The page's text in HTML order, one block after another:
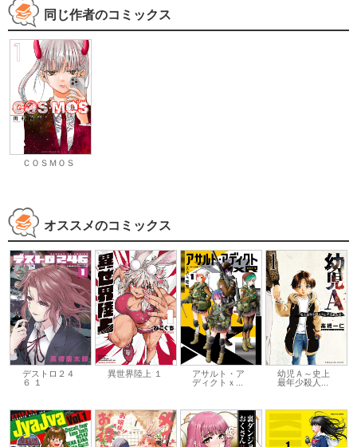
同じ作者のコミックス
ＣＯＳＭＯＳ
オススメのコミックス
デストロ２４
６ １
異世界陸上 １
アサルト・ア
ディクトｘ...
幼児Ａ～史上
最年少殺人...